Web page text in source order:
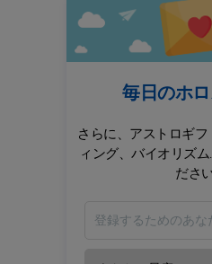
毎日のホ
さらに、アストロギ
ィング、バイオリズ
ださ